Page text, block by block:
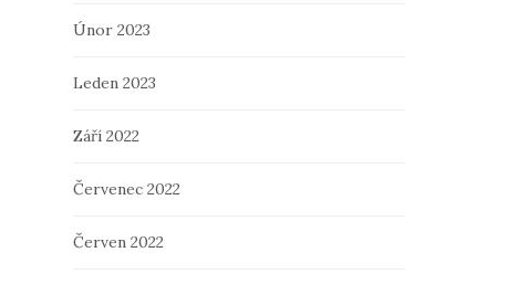
Únor 2023
Leden 2023
Září 2022
Červenec 2022
Červen 2022